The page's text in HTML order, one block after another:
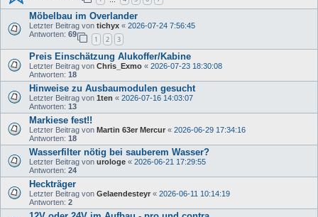
Möbelbau im Overlander
Letzter Beitrag von tichyx « 2026-07-24 7:56:45
Antworten: 69
1 2 3
Preis Einschätzung Alukoffer/Kabine
Letzter Beitrag von Chris_Exmo « 2026-07-23 18:30:08
Antworten: 18
Hinweise zu Ausbaumodulen gesucht
Letzter Beitrag von 1ten « 2026-07-16 14:03:07
Antworten: 13
Markiese fest!!
Letzter Beitrag von Martin 63er Mercur « 2026-06-29 17:34:16
Antworten: 18
Wasserfilter nötig bei sauberem Wasser?
Letzter Beitrag von urologe « 2026-06-21 17:29:55
Antworten: 24
Heckträger
Letzter Beitrag von Gelaendesteyr « 2026-06-11 10:14:19
Antworten: 2